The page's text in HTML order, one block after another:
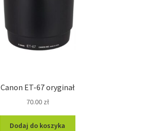
Canon ET-67 oryginał
70.00 zł
Dodaj do koszyka